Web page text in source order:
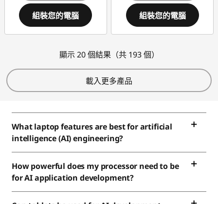
組裝您的電腦 組裝您的電腦
顯示 20 個結果（共 193 個）
載入更多產品
What laptop features are best for artificial
intelligence (AI) engineering?
How powerful does my processor need to be
for AI application development?